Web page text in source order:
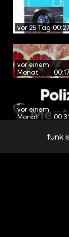
vor 25 Tagen00:27
vor einem
Monat
00:17
vor einem
Monat
00:31
vor einem
funk